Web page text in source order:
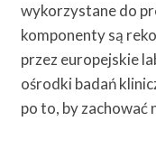
wykorzystane do
komponenty są
przez europejskie
ośrodki badań
po to, by zachować